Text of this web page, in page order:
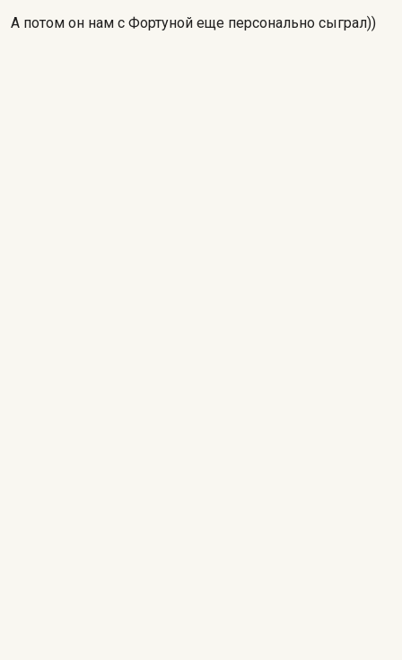
А потом он нам с Фортуной еще персонально сыграл))